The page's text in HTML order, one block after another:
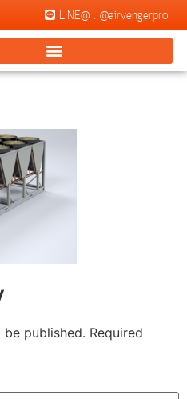
LINE@ : @airvengerpro
published. Required